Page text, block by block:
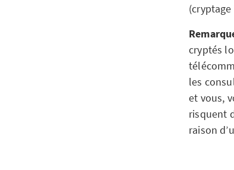
(cryptage
cryptés
les
et vous,
risquent
raison